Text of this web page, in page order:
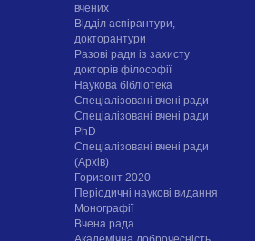
вчених
Відділ аспірантури,
докторантури
Разові ради із захисту
докторів філософії
Наукова бібліотека
Спеціалізовані вчені ради
Спеціалізовані вчені ради
PhD
Спеціалізовані вчені ради
(Архів)
Горизонт 2020
Періодичні наукові видання
Монографії
Вчена рада